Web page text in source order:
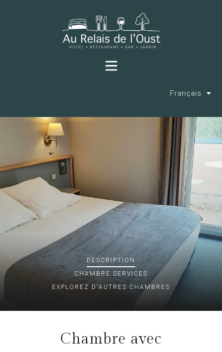
Français
DESCRIPTION
CHAMBRE SERVICES
EXPLOREZ D'AUTRES CHAMBRES
Chambre avec